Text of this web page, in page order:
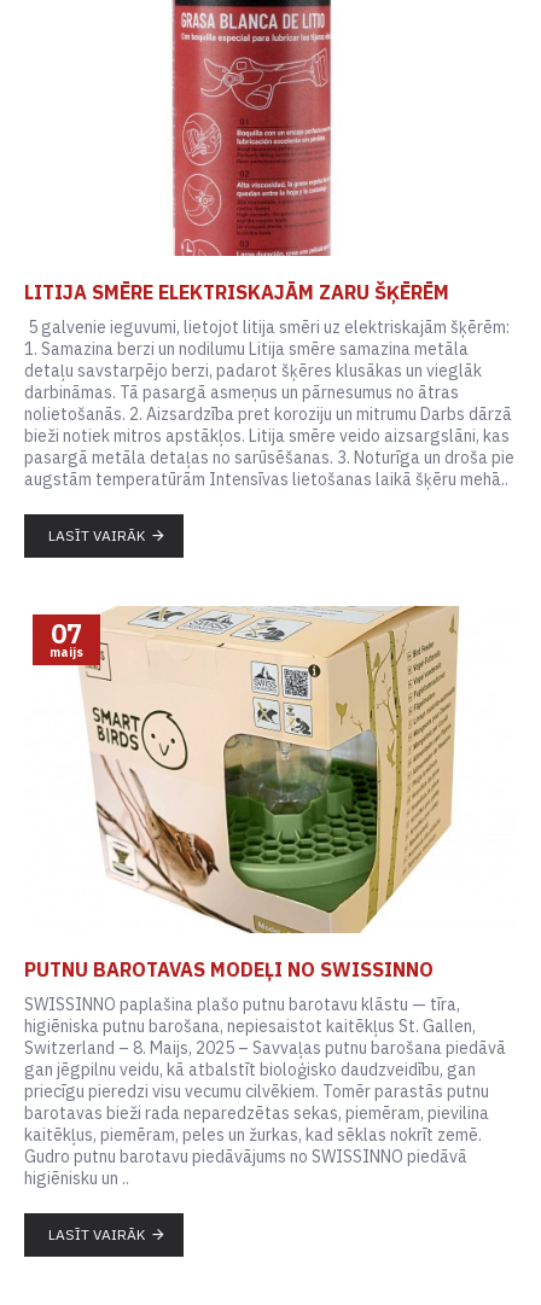
LITIJA SMĒRE ELEKTRISKAJĀM ZARU ŠĶĒRĒM
5 galvenie ieguvumi, lietojot litija smēri uz elektriskajām šķērēm:
1. Samazina berzi un nodilumu Litija smēre samazina metāla
detaļu savstarpējo berzi, padarot šķēres klusākas un vieglāk
darbināmas. Tā pasargā asmeņus un pārnesumus no ātras
nolietošanās. 2. Aizsardzība pret koroziju un mitrumu Darbs dārzā
bieži notiek mitros apstākļos. Litija smēre veido aizsargslāni, kas
pasargā metāla detaļas no sarūsēšanas. 3. Noturīga un droša pie
augstām temperatūrām Intensīvas lietošanas laikā šķēru mehā..
LASĪT VAIRĀK
07
maijs
PUTNU BAROTAVAS MODEĻI NO SWISSINNO
SWISSINNO paplašina plašo putnu barotavu klāstu — tīra,
higiēniska putnu barošana, nepiesaistot kaitēkļus St. Gallen,
Switzerland – 8. Maijs, 2025 – Savvaļas putnu barošana piedāvā
gan jēgpilnu veidu, kā atbalstīt bioloģisko daudzveidību, gan
priecīgu pieredzi visu vecumu cilvēkiem. Tomēr parastās putnu
barotavas bieži rada neparedzētas sekas, piemēram, pievilina
kaitēkļus, piemēram, peles un žurkas, kad sēklas nokrīt zemē.
Gudro putnu barotavu piedāvājums no SWISSINNO piedāvā
higiēnisku un ..
LASĪT VAIRĀK